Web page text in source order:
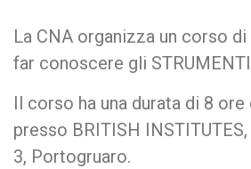
La CNA organizza un corso
far conoscere gli STRUMENTI
Il corso ha una durata di 8
presso BRITISH
3, Portogruaro.